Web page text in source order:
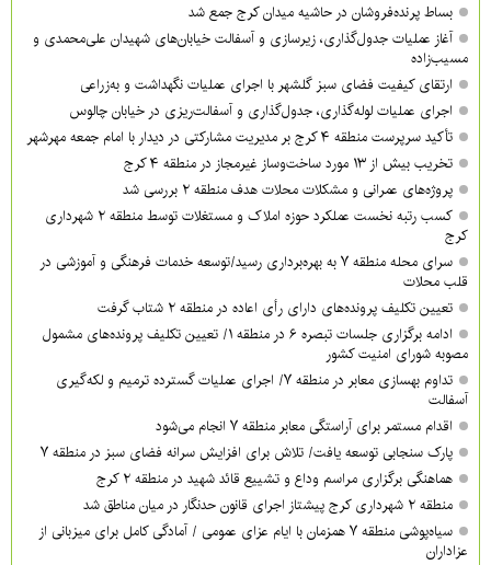
بساط پرنده‌فروشان در حاشیه میدان کرج جمع شد
آغاز عملیات جدول‌گذاری، زیرسازی و آسفالت خیابان‌های شهیدان علی‌محمدی و
مسیب‌زاده
ارتقای کیفیت فضای سبز گلشهر با اجرای عملیات نگهداشت و به‌زراعی
اجرای عملیات لوله‌گذاری، جدول‌گذاری و آسفالت‌ریزی در خیابان چالوس
تأکید سرپرست منطقه ۴ کرج بر مدیریت مشارکتی در دیدار با امام جمعه مهرشهر
تخریب بیش از ۱۳ مورد ساخت‌وساز غیرمجاز در منطقه ۴ کرج
پروژه‌های عمرانی و مشکلات محلات هدف منطقه ۲ بررسی شد
کسب رتبه نخست عملکرد حوزه املاک و مستغلات توسط منطقه ۲ شهرداری
کرج
سرای محله منطقه ۷ به بهره‌برداری رسید/توسعه خدمات فرهنگی و آموزشی در
قلب محلات
تعیین تکلیف پرونده‌های دارای رأی اعاده در منطقه ۲ شتاب گرفت
ادامه برگزاری جلسات تبصره ۶ در منطقه ۱/ تعیین تکلیف پرونده‌های مشمول
مصوبه شورای امنیت کشور
تداوم بهسازی معابر در منطقه ۷/ اجرای عملیات گسترده ترمیم و لکه‌گیری
آسفالت
اقدام مستمر برای آراستگی معابر منطقه ۷ انجام می‌شود
پارک سنجابی توسعه یافت/ تلاش برای افزایش سرانه فضای سبز در منطقه ۷
هماهنگی برگزاری مراسم وداع و تشییع قائد شهید در منطقه ۲ کرج
منطقه ۲ شهرداری کرج پیشتاز اجرای قانون حدنگار در میان مناطق شد
سیاه‌پوشی منطقه ۷ همزمان با ایام عزای عمومی / آمادگی کامل برای میزبانی از
عزاداران